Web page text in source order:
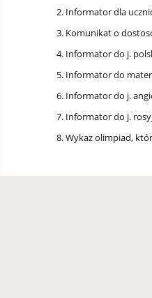
Informator dla
Komunikat o
Informator do j.
Informator do
Informator do j.
Informator do j.
Wykaz olimpiad,